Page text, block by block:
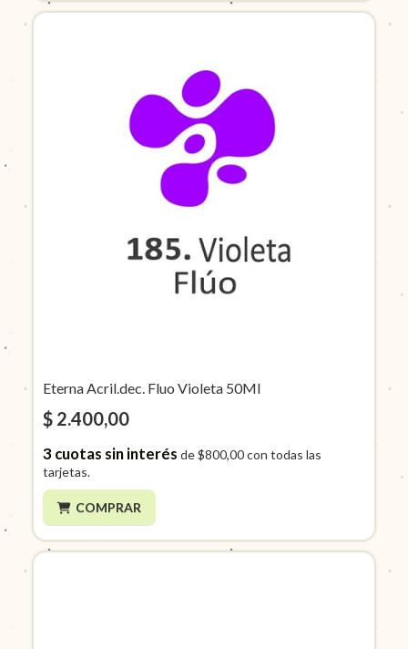
Eterna Acril.dec. Fluo Violeta 50Ml
$ 2.400,00
3cuotas sin interés de$800,00con todas las
tarjetas.
COMPRAR